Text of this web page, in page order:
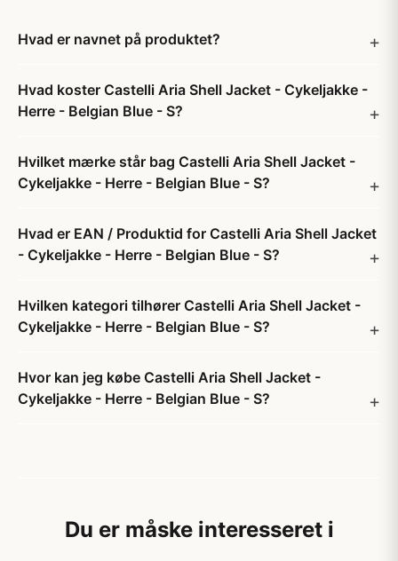
Hvad er navnet på produktet?
Hvad koster Castelli Aria Shell Jacket - Cykeljakke -
Herre - Belgian Blue - S?
Hvilket mærke står bag Castelli Aria Shell Jacket -
Cykeljakke - Herre - Belgian Blue - S?
Hvad er EAN / Produktid for Castelli Aria Shell Jacket
- Cykeljakke - Herre - Belgian Blue - S?
Hvilken kategori tilhører Castelli Aria Shell Jacket -
Cykeljakke - Herre - Belgian Blue - S?
Hvor kan jeg købe Castelli Aria Shell Jacket -
Cykeljakke - Herre - Belgian Blue - S?
Du er måske interesseret i